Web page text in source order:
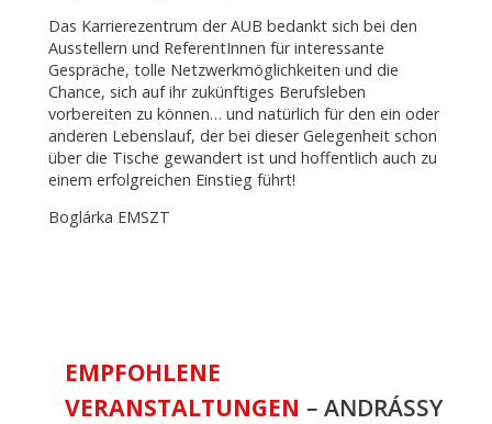
Das Karrierezentrum der AUB bedankt sich bei den
Ausstellern und ReferentInnen für interessante
Gespräche, tolle Netzwerkmöglichkeiten und die
Chance, sich auf ihr zukünftiges Berufsleben
vorbereiten zu können… und natürlich für den ein oder
anderen Lebenslauf, der bei dieser Gelegenheit schon
über die Tische gewandert ist und hoffentlich auch zu
einem erfolgreichen Einstieg führt!
Boglárka EMSZT
EMPFOHLENE
VERANSTALTUNGEN – ANDRÁSSY